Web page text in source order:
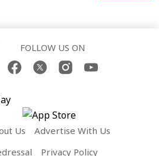
FOLLOW US ON
Us
Advertise With Us
Privacy Policy